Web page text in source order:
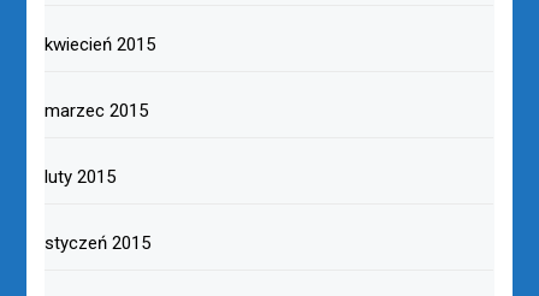
kwiecień 2015
marzec 2015
luty 2015
styczeń 2015